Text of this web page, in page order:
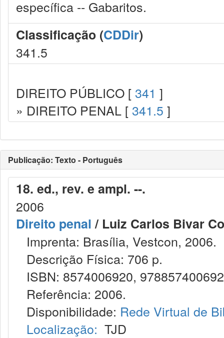
específica -- Gabaritos.
Classificação (CDDir)
341.5
DIREITO PÚBLICO [ 341 ]
» DIREITO PENAL [ 341.5 ]
Publicação: Texto - Português
18. ed., rev. e ampl. --.
2006
Direito penal/ Luiz Carlos Bivar
Imprenta: Brasília, Vestcon, 2006.
Descrição Física: 706 p.
ISBN: 8574006920,
Referência: 2006.
Disponibilidade: Rede Virtual de
Localização: TJD